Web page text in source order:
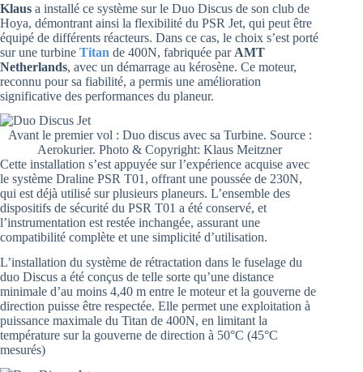
Klaus a installé ce système sur le Duo Discus de son club de
Hoya, démontrant ainsi la flexibilité du PSR Jet, qui peut être
équipé de différents réacteurs. Dans ce cas, le choix s’est porté
sur une turbine Titan de 400N, fabriquée par AMT
Netherlands, avec un démarrage au kérosène. Ce moteur,
reconnu pour sa fiabilité, a permis une amélioration
significative des performances du planeur.
Avant le premier vol : Duo discus avec sa Turbine. Source :
Aerokurier. Photo & Copyright: Klaus Meitzner
Cette installation s’est appuyée sur l’expérience acquise avec
le système Draline PSR T01, offrant une poussée de 230N,
qui est déjà utilisé sur plusieurs planeurs. L’ensemble des
dispositifs de sécurité du PSR T01 a été conservé, et
l’instrumentation est restée inchangée, assurant une
compatibilité complète et une simplicité d’utilisation.
L’installation du système de rétractation dans le fuselage du
duo Discus a été conçus de telle sorte qu’une distance
minimale d’au moins 4,40 m entre le moteur et la gouverne de
direction puisse être respectée. Elle permet une exploitation à
puissance maximale du Titan de 400N, en limitant la
température sur la gouverne de direction à 50°C (45°C
mesurés)